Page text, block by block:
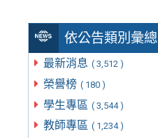
依公告類別彙總
最新消息 ( 3,512 )
榮譽榜 ( 180 )
學生專區 ( 3,544 )
教師專區 ( 1,234 )